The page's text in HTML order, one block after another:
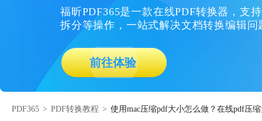
福昕PDF365是一款在线PDF转换器，支
拆分等操作，一站式解决文档转换编辑问
前往体验
PDF365 > PDF转换教程 > 使用mac压缩pdf大小怎么做？在线pdf压